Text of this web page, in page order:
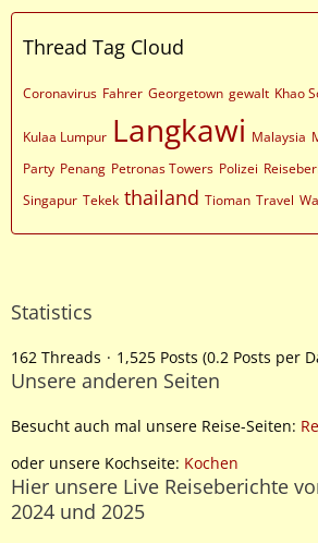
Thread Tag Cloud
Coronavirus Fahrer Georgetown gewalt Khao
Kulaa Lumpur Langkawi Malaysia
Party Penang Petronas Towers Polizei
Singapur Tekek thailand Tioman Travel
Statistics
162 Threads 1,525 Posts (0.2 Posts per
Unsere anderen Seiten
Besucht auch mal unsere Reise-Seiten:
oder unsere Kochseite: Kochen
Hier unsere Live Reiseberichte
2024 und 2025